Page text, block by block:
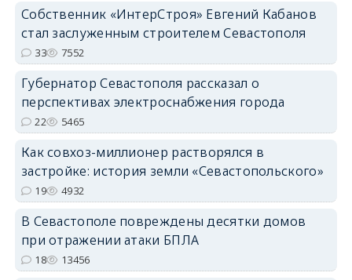
Собственник «ИнтерСтроя» Евгений Кабанов
стал заслуженным строителем Севастополя
33 7552
Губернатор Севастополя рассказал о
перспективах электроснабжения города
22 5465
Как совхоз-миллионер растворялся в
застройке: история земли «Севастопольского»
19 4932
В Севастополе повреждены десятки домов
при отражении атаки БПЛА
18 13456